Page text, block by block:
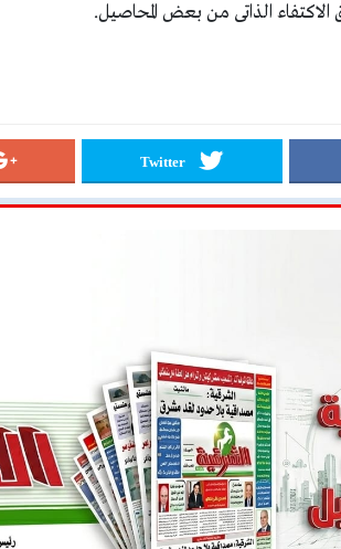
الذاتى من بعض المحاصيل.
Twitter